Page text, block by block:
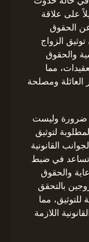
على علاقة
الحقوق
توثيق الزواج
والحقوق
مما
العائلة ومصلحة
ضرورة وليست
لتوثيق
القانونية
وتساعد في ضبط
والحقوق
بالتحقق
مما
اللازمة